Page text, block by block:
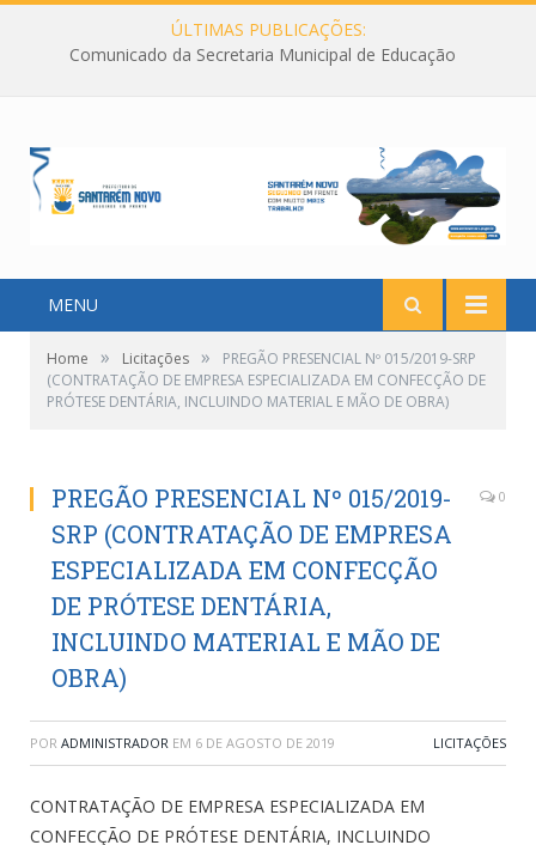
ÚLTIMAS PUBLICAÇÕES:
Comunicado da Secretaria Municipal de Educação
MENU
Home » Licitações »
PREGÃO PRESENCIAL Nº 015/2019-SRP
(CONTRATAÇÃO DE EMPRESA ESPECIALIZADA EM CONFECÇÃO DE
PRÓTESE DENTÁRIA, INCLUINDO MATERIAL E MÃO DE OBRA)
PREGÃO PRESENCIAL Nº 015/2019-
SRP (CONTRATAÇÃO DE EMPRESA
ESPECIALIZADA EM CONFECÇÃO
DE PRÓTESE DENTÁRIA,
INCLUINDO MATERIAL E MÃO DE
OBRA)
0
POR ADMINISTRADOR EM 6 DE AGOSTO DE 2019 LICITAÇÕES
CONTRATAÇÃO DE EMPRESA ESPECIALIZADA EM
CONFECÇÃO DE PRÓTESE DENTÁRIA, INCLUINDO